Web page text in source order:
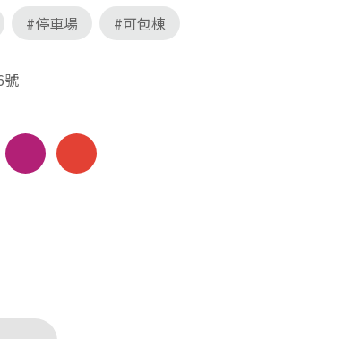
#停車場 #可包棟
號